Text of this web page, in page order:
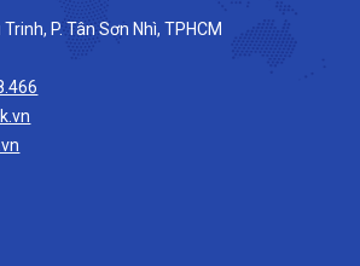
P. Tân Sơn Nhì, TPHCM